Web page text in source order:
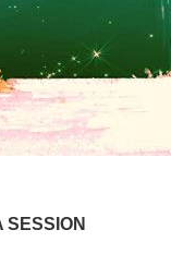
SESSION